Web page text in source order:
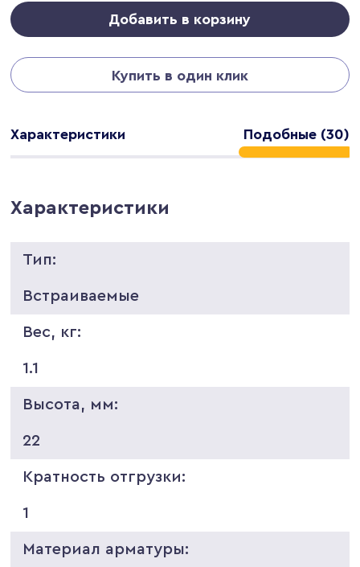
Добавить в корзину
Купить в один клик
Характеристики Подобные (30)
Характеристики
Тип:
Встраиваемые
Вес, кг:
1.1
Высота, мм:
22
Кратность отгрузки:
1
Материал арматуры: